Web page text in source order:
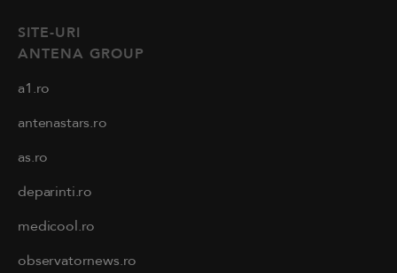
SITE-URI
ANTENA GROUP
a1.ro
antenastars.ro
as.ro
deparinti.ro
medicool.ro
observatornews.ro